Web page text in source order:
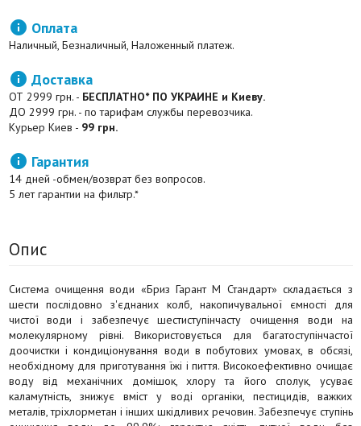
 Оплата
Наличный, Безналичный, Наложенный платеж.
 Доставка
ОТ 2999 грн. - БЕСПЛАТНО* ПО УКРАИНЕ и Киеву.
ДО 2999 грн. - по тарифам службы перевозчика.
Курьер Киев - 99 грн.
 Гарантия
14 дней -обмен/возврат без вопросов.
5 лет гарантии на фильтр.*
Опис
Система очищення води «Бриз Гарант М Стандарт» складається з
шести послідовно з'єднаних колб, накопичувальної ємності для
чистої води і забезпечує шестиступінчасту очищення води на
молекулярному рівні. Використовується для багатоступінчастої
доочистки і кондиціонування води в побутових умовах, в обсязі,
необхідному для приготування їжі і пиття. Високоефективно очищає
воду від механічних домішок, хлору та його сполук, усуває
каламутність, знижує вміст у воді органіки, пестицидів, важких
металів, тріхлорметан і інших шкідливих речовин. Забезпечує ступінь